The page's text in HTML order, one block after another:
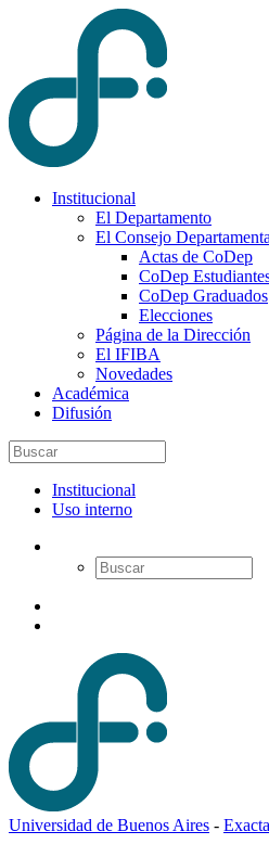
Institucional
El Departamento
El Consejo
Actas de CoDep
CoDep
CoDep Graduados
Elecciones
Página de la Dirección
El IFIBA
Novedades
Académica
Difusión
Institucional
Uso interno
Universidad de Buenos Aires -